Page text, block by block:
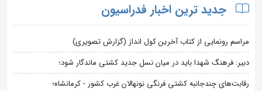
جدید ترین اخبار فدراسیون
مراسم رونمایی از کتاب آخرین کول انداز (گزارش تصویری)
دبیر: فرهنگ شهدا باید در میان نسل جدید کشتی ماندگار شود؛
رقابت‌های چندجانبه کشتی فرنگی نونهالان غرب کشور - کرمانشاه؛